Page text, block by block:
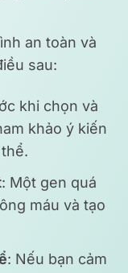
an toàn và
sau:
khi chọn và
khảo ý kiến
: Một gen quá
máu và tạo
: Nếu bạn cảm